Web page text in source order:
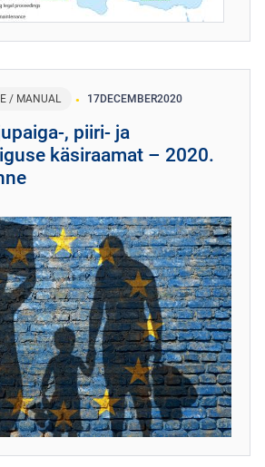
/ MANUAL 17DECEMBER2020
, piiri- ja
käsiraamat – 2020.